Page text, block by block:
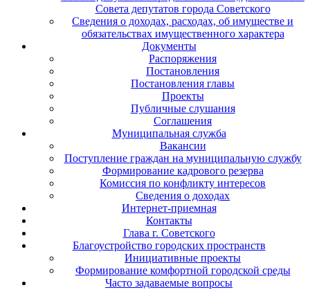
Совета депутатов города Советского
Сведения о доходах, расходах, об имуществе и
обязательствах имущественного характера
Документы
Распоряжения
Постановления
Постановления главы
Проекты
Публичные слушания
Соглашения
Муниципальная служба
Вакансии
Поступление граждан на муниципальную службу
Формирование кадрового резерва
Комиссия по конфликту интересов
Сведения о доходах
Интернет-приемная
Контакты
Глава г. Советского
Благоустройство городских пространств
Инициативные проекты
Формирование комфортной городской среды
Часто задаваемые вопросы